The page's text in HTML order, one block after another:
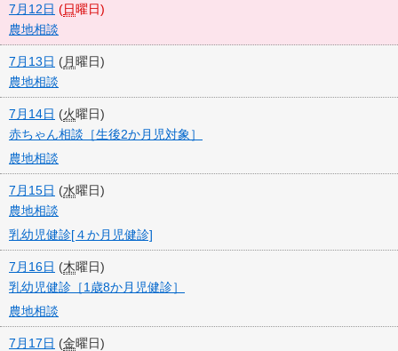
7月12日 (日曜日)
農地相談
7月13日 (月曜日)
農地相談
7月14日 (火曜日)
赤ちゃん相談［生後2か月児対象］
農地相談
7月15日 (水曜日)
農地相談
乳幼児健診[４か月児健診]
7月16日 (木曜日)
乳幼児健診［1歳8か月児健診］
農地相談
7月17日 (金曜日)